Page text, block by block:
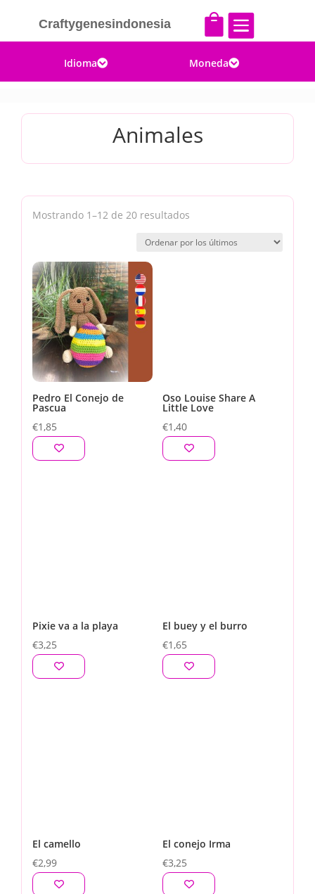
Craftygenesindonesia  
Idioma Moneda
Animales
Mostrando 1–12 de 20 resultados
los
Pedro El Conejo de
Pascua
€1,85
Oso Louise Share A
Little Love
€1,40
Pixie va a la playa
€3,25
El buey y el burro
€1,65
El camello
€2,99
El conejo Irma
€3,25